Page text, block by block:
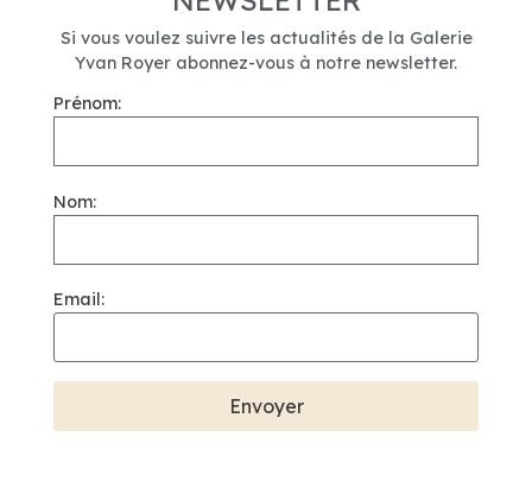
Si vous voulez suivre les actualités de la Galerie
Yvan Royer abonnez-vous à notre newsletter.
Prénom:
Nom:
Email: